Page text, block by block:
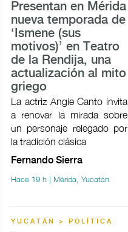
Presentan en Mérida
nueva temporada de
‘Ismene (sus
motivos)’ en Teatro
de la Rendija, una
actualización al mito
griego
La actriz Angie Canto invita
a renovar la mirada sobre
un personaje relegado por
la tradición clásica
Fernando Sierra
Hace 19 h | Mérida, Yucatán
YUCATÁN > POLÍTICA